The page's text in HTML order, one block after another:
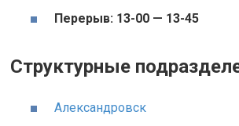
Перерыв: 13-00 — 13-45
Структурные
Александровск